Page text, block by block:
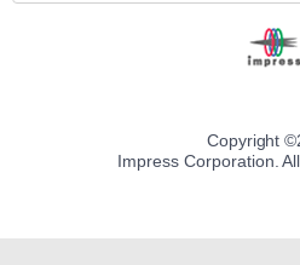
Copyright ©
Impress Corporation.